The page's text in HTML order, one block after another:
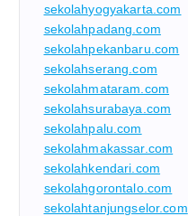
sekolahyogyakarta.com
sekolahpadang.com
sekolahpekanbaru.com
sekolahserang.com
sekolahmataram.com
sekolahsurabaya.com
sekolahpalu.com
sekolahmakassar.com
sekolahkendari.com
sekolahgorontalo.com
sekolahtanjungselor.com